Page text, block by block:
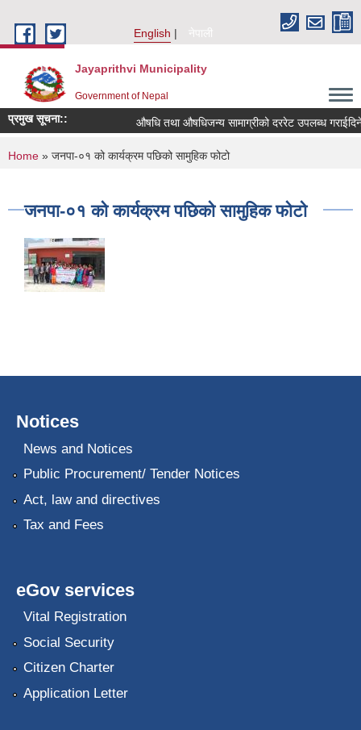
English
नेपाली
Jayaprithvi Municipality
Government of Nepal
प्रमुख सूचना:: औषधि तथा औषधिजन्य सामाग्रीको दररेट उपलब्ध
You are here
Home » जनपा-०१ को कार्यक्रम पछिको सामुहिक फोटो
जनपा-०१ को कार्यक्रम पछिको सामुहिक फोटो
Notices
News and Notices
Public Procurement/ Tender Notices
Act, law and directives
Tax and Fees
eGov services
Vital Registration
Social Security
Citizen Charter
Application Letter